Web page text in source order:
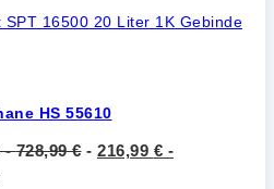
HS 55610
-728,99€- 216,99 € -